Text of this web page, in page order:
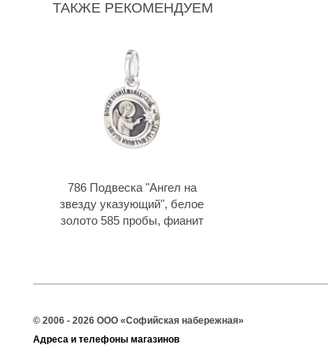
ТАКЖЕ РЕКОМЕНДУЕМ
786 Подвеска "Ангел на
звезду указующий", белое
золото 585 пробы, фианит
© 2006 - 2026 ООО «Софийская набережная»
Адреса и телефоны магазинов